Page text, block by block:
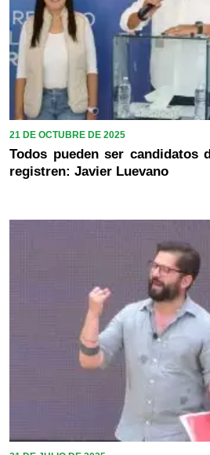
21 DE OCTUBRE DE 2025
Todos pueden ser candidatos
registren: Javier Luevano